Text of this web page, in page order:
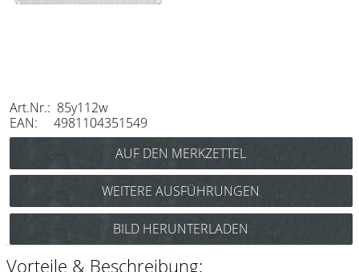
Konayuki
Sets
Messer / Klingen
Y.S. Park
Art.Nr.: 85y112w
EAN: 4981104351549
WEITERE AUSFÜHRUNGEN
Y.S. Park Carbon Stielkamm Nr.112
(schwarz) Art.Nr.: 85Y112csBILD HERUNTERLADEN
Vorteile & Beschreibung: